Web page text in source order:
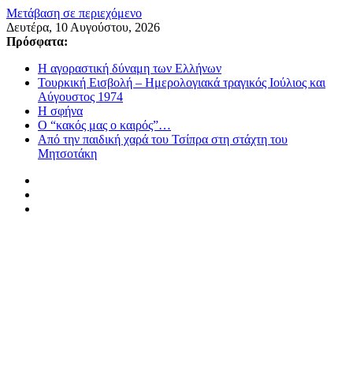
Μετάβαση σε περιεχόμενο
Δευτέρα, 10 Αυγούστου, 2026
Πρόσφατα:
Η αγοραστική δύναμη των Ελλήνων
Τουρκική Εισβολή – Ημερολογιακά τραγικός Ιούλιος και
Αύγουστος 1974
Η σφήνα
Ο “κακός μας ο καιρός”…
Από την παιδική χαρά του Τσίπρα στη στάχτη του
Μητσοτάκη